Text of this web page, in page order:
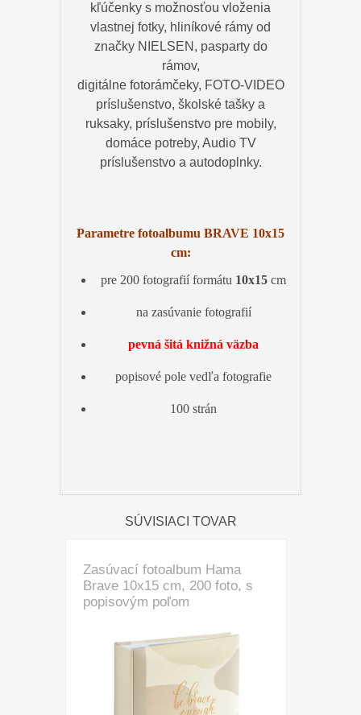
kľúčenky s možnosťou vloženia
vlastnej fotky, hliníkové rámy od
značky NIELSEN, pasparty do
rámov,
digitálne fotorámčeky, FOTO-VIDEO
príslušenstvo, školské tašky a
ruksaky, príslušenstvo pre mobily,
domáce potreby, Audio TV
príslušenstvo a autodoplnky.
Parametre fotoalbumu BRAVE 10x15
cm:
pre 200 fotografií formátu 10x15 cm
na zasúvanie fotografií
pevná šitá knižná väzba
popisové pole vedľa fotografie
100 strán
SÚVISIACI TOVAR
Zasúvací fotoalbum Hama
Brave 10x15 cm, 200 foto, s
popisovým poľom